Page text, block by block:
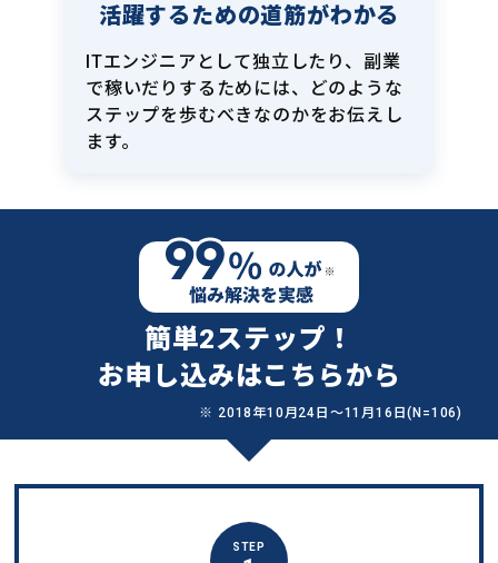
活躍するための道筋がわかる
ITエンジニアとして独立したり、副業
で稼いだりするためには、どのような
ステップを歩むべきなのかをお伝えし
ます。
簡単2ステップ！
お申し込みはこちらから
※ 2018年10月24日〜11月16日(N=106)
STEP